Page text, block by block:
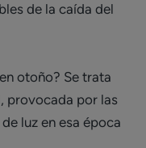
de la caída del
otoño? Se trata
provocada por las
luz en esa época